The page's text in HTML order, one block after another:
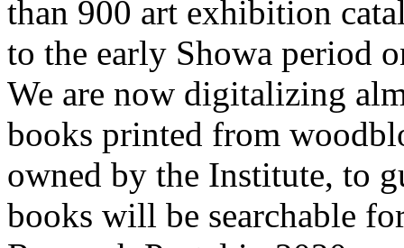
than 900 art exhibition
to the early Showa period
We are now digitalizing
books printed from
owned by the Institute, to
books will be searchable